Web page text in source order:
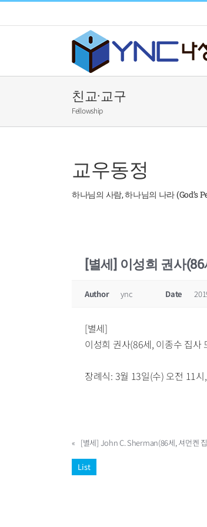
to
친교·교구
Fellowship
교우동정
하나님의 사람, 하나님의 나라 (God’s
[별세] 이성희 권사
Author ync Date
[별세]
이성희 권사(86세, 이종수 집사
장례식: 3월 13일(수) 오전 11
« [별세] John C. Sherman(86세, 셔먼켄
List